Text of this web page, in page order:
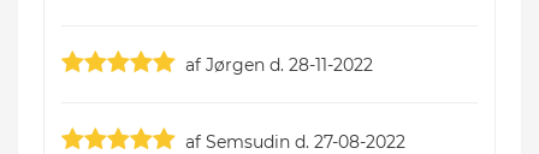
af Jørgen d. 28-11-2022
af Semsudin d. 27-08-2022